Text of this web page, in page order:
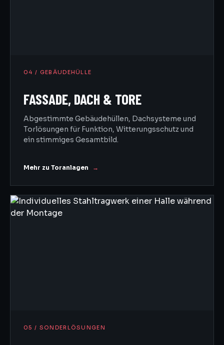
04 / GEBÄUDEHÜLLE
FASSADE, DACH & TORE
Abgestimmte Gebäudehüllen, Dachsysteme und
Torlösungen für Funktion, Witterungsschutz und
ein stimmiges Gesamtbild.
Mehr zu Toranlagen
05 / SONDERLÖSUNGEN